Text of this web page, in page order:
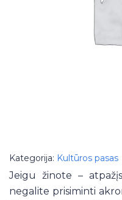
Kategorija: Kultūros pasas
Jeigu žinote –
negalite prisiminti